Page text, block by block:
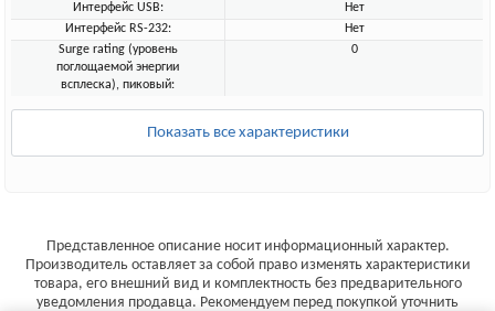
Интерфейс USB:
Нет
Интерфейс RS-232:
Нет
Surge rating (уровень
поглощаемой энергии
всплеска), пиковый:
0
Показать все характеристики
Представленное описание носит информационный характер.
Производитель оставляет за собой право изменять характеристики
товара, его внешний вид и комплектность без предварительного
уведомления продавца. Рекомендуем перед покупкой уточнить